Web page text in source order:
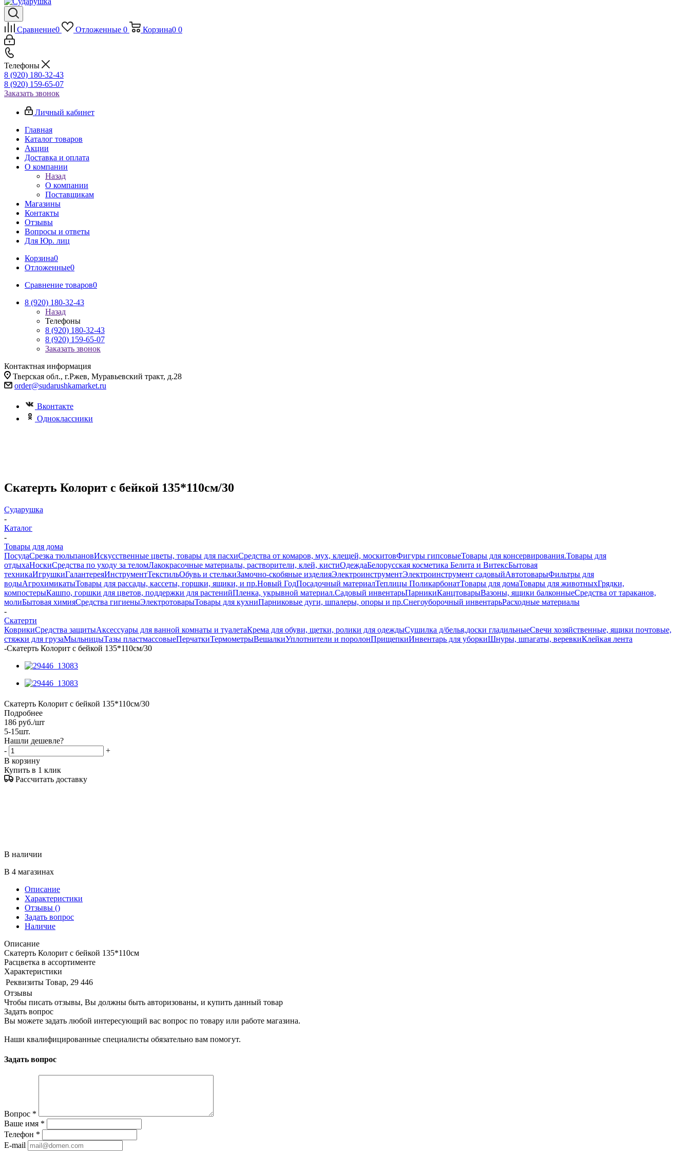
Сравнение0 Отложенные 0 Корзина0 0
Телефоны
8 (920) 180-32-43
8 (920) 159-65-07
Заказать звонок
Личный кабинет
Главная
Каталог товаров
Акции
Доставка и оплата
О компании
Назад
О компании
Поставщикам
Магазины
Контакты
Отзывы
Вопросы и ответы
Для Юр. лиц
Корзина0
Отложенные0
Сравнение товаров0
8 (920) 180-32-43
Назад
Телефоны
8 (920) 180-32-43
8 (920) 159-65-07
Заказать звонок
Контактная информация
Тверская обл., г.Ржев, Муравьевский тракт, д.28
order@sudarushkamarket.ru
Вконтакте
Одноклассники
Скатерть Колорит с бейкой 135*110см/30
Сударушка
-
Каталог
-
Товары для дома
ПосудаСрезка тюльпановИскусственные цветы, товары для пасхиСредства от комаров, мух, клещей, москитовФигуры гипсовыеТовары для консервирования.Товары для
отдыхаНоскиСредства по уходу за теломЛакокрасочные материалы, растворители, клей, кистиОдеждаБелорусская косметика Белита и ВитексБытовая
техникаИгрушкиГалантереяИнструментТекстильОбувь и стелькиЗамочно-скобяные изделияЭлектроинструментЭлектроинструмент садовыйАвтотоварыФильтры для
водыАгрохимикатыТовары для рассады, кассеты, горшки, ящики, и пр.Новый ГодПосадочный материалТеплицы ПоликарбонатТовары для домаТовары для животныхГрядки,
компостерыКашпо, горшки для цветов, поддержки для растенийПленка, укрывной материал.Садовый инвентарьПарникиКанцтоварыВазоны, ящики балконныеСредства от тараканов,
молиБытовая химияСредства гигиеныЭлектротоварыТовары для кухниПарниковые дуги, шпалеры, опоры и пр.Снегоуборочный инвентарьРасходные материалы
-
Скатерти
КоврикиСредства защитыАксессуары для ванной комнаты и туалетаКрема для обуви, щетки, ролики для одеждыСушилка д/белья,доски гладильныеСвечи хозяйственные, ящики почтовые,
стяжки для грузаМыльницыТазы пластмассовыеПерчаткиТермометрыВешалкиУплотнители и поролонПрищепкиИнвентарь для уборкиШнуры, шпагаты, веревкиКлейкая лента
-Скатерть Колорит с бейкой 135*110см/30
Скатерть Колорит с бейкой 135*110см/30
Подробнее
186 руб./шт
5-15шт.
Нашли дешевле?
-
+
В корзину
Купить в 1 клик
Рассчитать доставку
В наличии
В 4 магазинах
Описание
Характеристики
Отзывы ()
Задать вопрос
Наличие
Описание
Скатерть Колорит с бейкой 135*110см
Расцветка в ассортименте
Характеристики
Реквизиты Товар, 29 446
Отзывы
Чтобы писать отзывы, Вы должны быть авторизованы, и купить данный товар
Задать вопрос
Вы можете задать любой интересующий вас вопрос по товару или работе магазина.
Наши квалифицированные специалисты обязательно вам помогут.
Задать вопрос
Вопрос *
Ваше имя *
Телефон *
E-mail